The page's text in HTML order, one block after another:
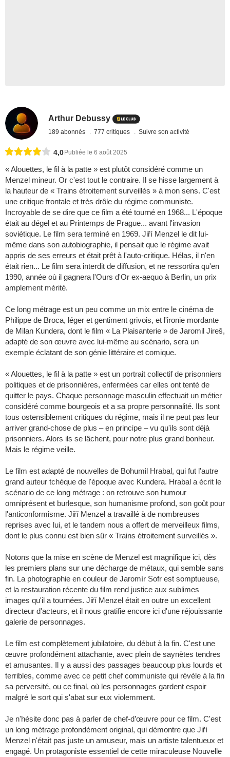
Arthur Debussy
189 abonnés 777 critiques Suivre son activité
4,0 Publiée le 6 août 2025
« Alouettes, le fil à la patte » est plutôt considéré comme un
Menzel mineur. Or c'est tout le contraire. Il se hisse largement à
la hauteur de « Trains étroitement surveillés » à mon sens. C'est
une critique frontale et très drôle du régime communiste.
Incroyable de se dire que ce film a été tourné en 1968... L'époque
était au dégel et au Printemps de Prague... avant l'invasion
soviétique. Le film sera terminé en 1969. Jiří Menzel le dit lui-
même dans son autobiographie, il pensait que le régime avait
appris de ses erreurs et était prêt à l'auto-critique. Hélas, il n'en
était rien... Le film sera interdit de diffusion, et ne ressortira qu'en
1990, année où il gagnera l'Ours d'Or ex-aequo à Berlin, un prix
amplement mérité.
Ce long métrage est un peu comme un mix entre le cinéma de
Philippe de Broca, léger et gentiment grivois, et l'ironie mordante
de Milan Kundera, dont le film « La Plaisanterie » de Jaromil Jireš,
adapté de son œuvre avec lui-même au scénario, sera un
exemple éclatant de son génie littéraire et comique.
« Alouettes, le fil à la patte » est un portrait collectif de prisonniers
politiques et de prisonnières, enfermées car elles ont tenté de
quitter le pays. Chaque personnage masculin effectuait un métier
considéré comme bourgeois et a sa propre personnalité. Ils sont
tous ostensiblement critiques du régime, mais il ne peut pas leur
arriver grand-chose de plus – en principe – vu qu'ils sont déjà
prisonniers. Alors ils se lâchent, pour notre plus grand bonheur.
Mais le régime veille.
Le film est adapté de nouvelles de Bohumil Hrabal, qui fut l'autre
grand auteur tchèque de l'époque avec Kundera. Hrabal a écrit le
scénario de ce long métrage : on retrouve son humour
omniprésent et burlesque, son humanisme profond, son goût pour
l'anticonformisme. Jiří Menzel a travaillé à de nombreuses
reprises avec lui, et le tandem nous a offert de merveilleux films,
dont le plus connu est bien sûr « Trains étroitement surveillés ».
Notons que la mise en scène de Menzel est magnifique ici, dès
les premiers plans sur une décharge de métaux, qui semble sans
fin. La photographie en couleur de Jaromír Sofr est somptueuse,
et la restauration récente du film rend justice aux sublimes
images qu'il a tournées. Jiří Menzel était en outre un excellent
directeur d'acteurs, et il nous gratifie encore ici d'une réjouissante
galerie de personnages.
Le film est complètement jubilatoire, du début à la fin. C'est une
œuvre profondément attachante, avec plein de saynètes tendres
et amusantes. Il y a aussi des passages beaucoup plus lourds et
terribles, comme avec ce petit chef communiste qui révèle à la fin
sa perversité, ou ce final, où les personnages gardent espoir
malgré le sort qui s'abat sur eux violemment.
Je n'hésite donc pas à parler de chef-d’œuvre pour ce film. C'est
un long métrage profondément original, qui démontre que Jiří
Menzel n'était pas juste un amuseur, mais un artiste talentueux et
engagé. Un protagoniste essentiel de cette miraculeuse Nouvelle